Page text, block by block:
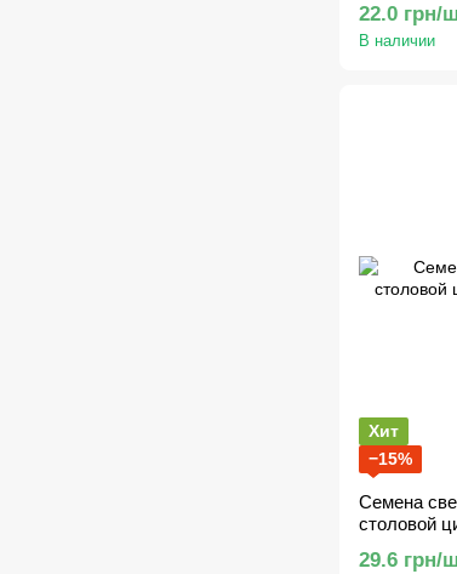
22.0 грн/
В наличии
Хит
−15%
Семена
столовой
29.6 грн/